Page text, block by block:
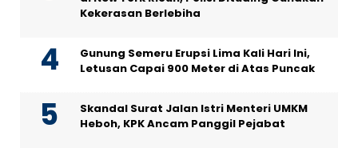
Kekerasan Berlebiha
Gunung Semeru Erupsi Lima Kali Hari Ini,
Letusan Capai 900 Meter di Atas Puncak
Skandal Surat Jalan Istri Menteri UMKM
Heboh, KPK Ancam Panggil Pejabat